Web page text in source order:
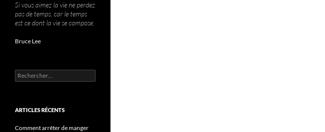
Si vous aimez la vie ne perdez
pas de temps, car le temps
est ce dont la vie se compose.
Bruce Lee
Rechercher :
ARTICLES RÉCENTS
Comment arrêter de manger